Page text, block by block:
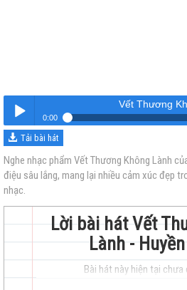
Nghe
Vết Thương
0:00
Vết Thương Không Lành
Tải bài hát
Nghe nhạc phẩm Vết Thương Không Lành
điệu sâu lắng, mang lại nhiều cảm xúc đẹp
nhạc.
Lời bài hát Vết
Lành -
Bài hát này hiện tại chưa